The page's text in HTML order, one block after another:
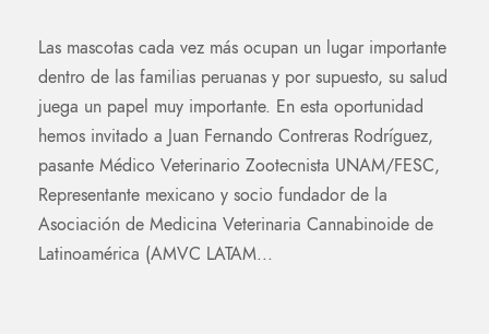
Las mascotas cada vez más ocupan un lugar importante
dentro de las familias peruanas y por supuesto, su salud
juega un papel muy importante. En esta oportunidad
hemos invitado a Juan Fernando Contreras Rodríguez,
pasante Médico Veterinario Zootecnista UNAM/FESC,
Representante mexicano y socio fundador de la
Asociación de Medicina Veterinaria Cannabinoide de
Latinoamérica (AMVC LATAM...